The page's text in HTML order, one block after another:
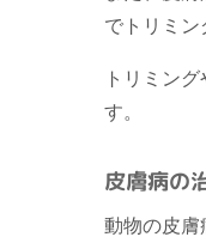
でトリミン
トリミン
す。
皮膚病の
動物の皮膚